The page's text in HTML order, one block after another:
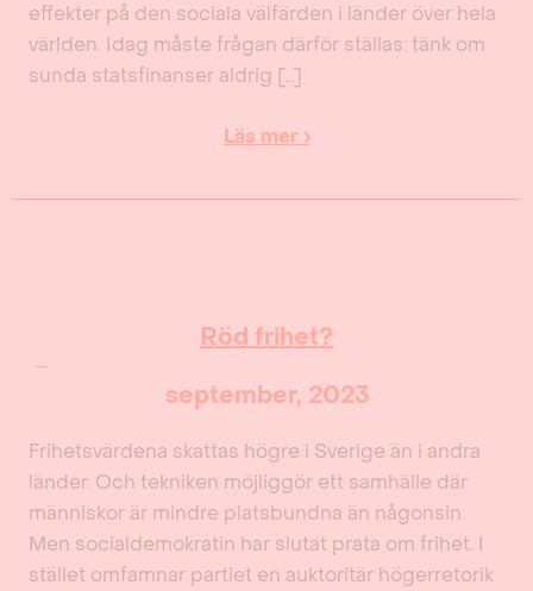
effekter på den sociala välfärden i länder över hela
världen. Idag måste frågan därför ställas: tänk om
sunda statsfinanser aldrig […]
Läs mer ›
Röd frihet?
september, 2023
Frihetsvärdena skattas högre i Sverige än i andra
länder. Och tekniken möjliggör ett samhälle där
människor är mindre platsbundna än någonsin.
Men socialdemokratin har slutat prata om frihet. I
stället omfamnar partiet en auktoritär högerretorik